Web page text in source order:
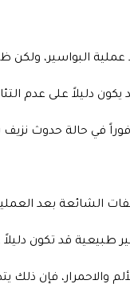
البواسير، ولكن
يكون دليلاً على عدم
في حالة حدوث
الشائعة بعد
غير طبيعية قد تكون
والاحمرار، فإن